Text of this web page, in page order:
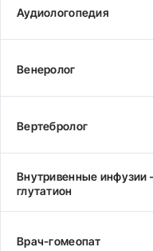
Аудиологопедия
Венеролог
Вертебролог
Внутривенные инфузии
глутатион
Врач-гомеопат